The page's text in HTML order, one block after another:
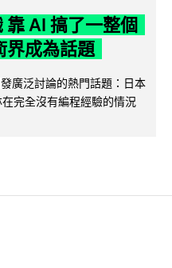
靠 AI 搞了一整個
界成為話題
廣泛討論的熱門話題：日本
完全沒有編程經驗的情況